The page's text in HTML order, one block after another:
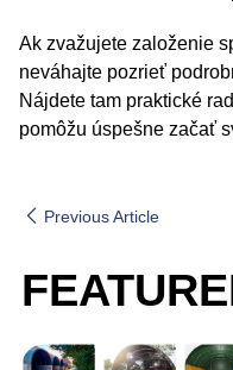
Ak zvažujete založenie
neváhajte pozrieť
Nájdete tam praktické
pomôžu úspešne začať
Previous Article